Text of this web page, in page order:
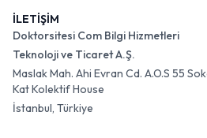
İLETİŞİM
Doktorsitesi Com Bilgi Hizmetleri
Teknoloji ve Ticaret A.Ş.
Maslak Mah. Ahi Evran Cd. A.O.S 55
Kat Kolektif House
İstanbul, Türkiye